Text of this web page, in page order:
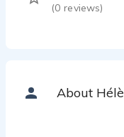
(0 reviews)
About